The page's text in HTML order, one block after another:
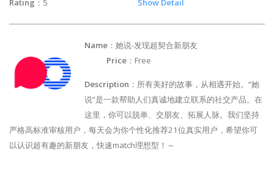
Rating ：5 Show Detail
Name ：她说-发现超契合新朋友
Price ：Free
Description ：所有美好的故事，从相遇开始。“她
说”是一款帮助人们真诚地建立联系的社交产品。在
这里，你可以脱单、交朋友、拓展人脉。我们坚持
严格高标准审核用户，每天会为你个性化推荐21位真实用户，希望你可
以认识超有趣的新朋友，快速match理想型！～